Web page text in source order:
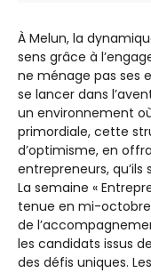
À Melun, la
sens grâce à
ne ménage pas ses
se lancer dans
un environnement
primordiale, cette
d’optimisme, en
entrepreneurs,
La semaine «
tenue en mi-octobre
de
les candidats issus
des défis uniques.